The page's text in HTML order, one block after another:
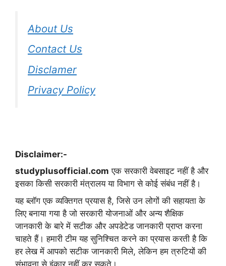
About Us
Contact Us
Disclamer
Privacy Policy
Disclaimer:-
studyplusofficial.com एक सरकारी वेबसाइट नहीं है और
इसका किसी सरकारी मंत्रालय या विभाग से कोई संबंध नहीं है।
यह ब्लॉग एक व्यक्तिगत प्रयास है, जिसे उन लोगों की सहायता के
लिए बनाया गया है जो सरकारी योजनाओं और अन्य शैक्षिक
जानकारी के बारे में सटीक और अपडेटेड जानकारी प्राप्त करना
चाहते हैं। हमारी टीम यह सुनिश्चित करने का प्रयास करती है कि
हर लेख में आपको सटीक जानकारी मिले, लेकिन हम त्रुटियों की
संभावना से इंकार नहीं कर सकते।